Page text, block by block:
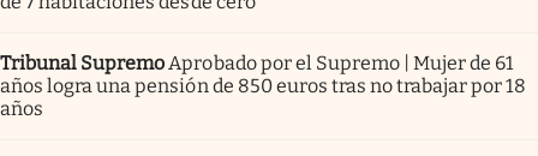
Tribunal Supremo Aprobado por el Supremo | Mujer de 61
años logra una pensión de 850 euros tras no trabajar por 18
años